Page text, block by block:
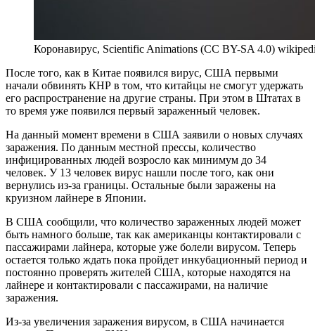
Коронавирус, Scientific Animations (CC BY-SA 4.0)
После того, как в Китае появился вирус, США первыми
начали обвинять КНР в том, что китайцы не смогут удержать
его распространение на другие страны. При этом в Штатах в
то время уже появился первый зараженный человек.
На данный момент времени в США заявили о новых случаях
заражения. По данным местной прессы, количество
инфицированных людей возросло как минимум до 34
человек. У 13 человек вирус нашли после того, как они
вернулись из-за границы. Остальные были заражены на
круизном лайнере в Японии.
В США сообщили, что количество зараженных людей может
быть намного больше, так как американцы контактировали с
пассажирами лайнера, которые уже болели вирусом. Теперь
остается только ждать пока пройдет инкубационный период и
постоянно проверять жителей США, которые находятся на
лайнере и контактировали с пассажирами, на наличие
заражения.
Из-за увеличения заражения вирусом, в США начинается